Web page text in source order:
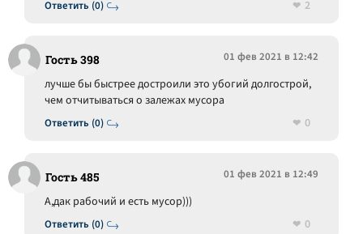
Ответить (0)
2
Гость 398 01 фев 2021 в 12:42
Ответить (0)
лучше бы быстрее достроили это убогий долгострой,
чем отчитываться о залежах мусора
0
Гость 485 01 фев 2021 в 12:49
Ответить (0)
А,дак рабочий и есть мусор)))
0